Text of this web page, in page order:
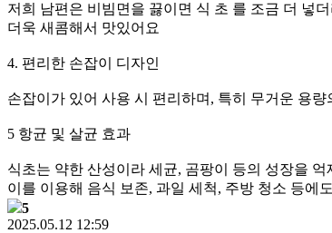
저희 남편은 비빔면을 끓이면 식 초 를 조금 더 넣
더욱 새콤해서 맛있어요
4. 편리한 손잡이 디자인
손잡이가 있어 사용 시 편리하며, 특히 무거운 용
5 항균 및 살균 효과
식초는 약한 산성이라 세균, 곰팡이 등의 성장을 억
이를 이용해 음식 보존, 과일 세척, 주방 청소 등에
5
2025.05.12 12:59